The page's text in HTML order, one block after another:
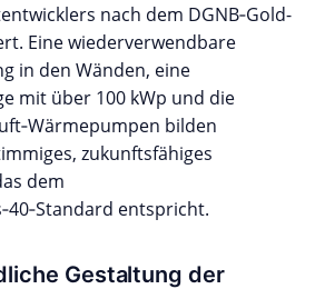
nach dem DGNB‑Gold-
Eine wiederverwendbare
in den Wänden, eine
mit über 100 kWp und die
bilden
zukunftsfähiges
dem
entspricht.
Gestaltung der